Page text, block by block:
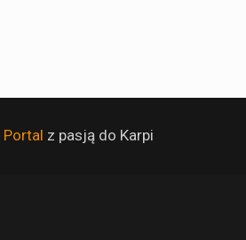
Portal z pasją do Karpi